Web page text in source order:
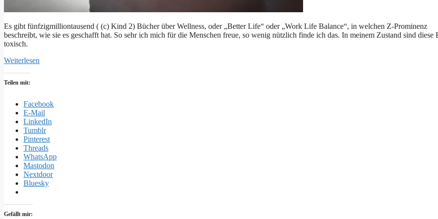
Es gibt fünfzigmilliontausend ( (c) Kind 2) Bücher über Wellness, oder „Better Life“ oder „Work Life Balance“, in welchen Z-Prominenz
beschreibt, wie sie es geschafft hat. So sehr ich mich für die Menschen freue, so wenig nützlich finde ich das. In meinem Zustand sind diese
toxisch.
Weiterlesen
Teilen mit:
Facebook
E-Mail
LinkedIn
Tumblr
Pinterest
Threads
WhatsApp
Mastodon
Nextdoor
Bluesky
Gefällt mir: